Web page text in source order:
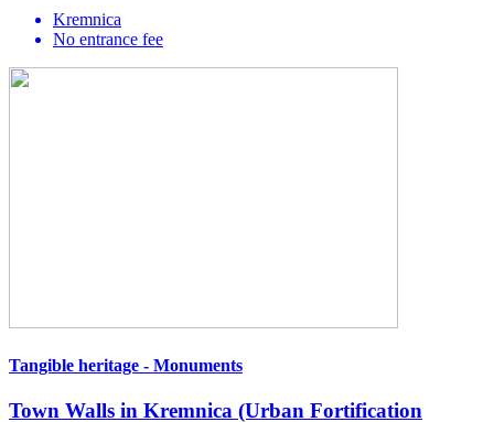
Kremnica
No entrance fee
Tangible heritage - Monuments
Town Walls in Kremnica (Urban Fortification